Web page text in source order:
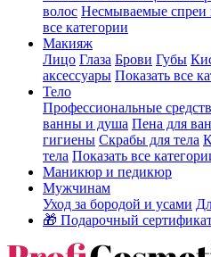
волос Несмываемые спреи
все категории
Макияж
Лицо Глаза Брови Губы
аксессуары Показать все
Тело
Профессиональные
ванны и душа Пена для
гигиены Скрабы для тела
тела Показать все
Маникюр и педикюр
Мужчинам
Уход за бородой и усами
🎁 Подарочный